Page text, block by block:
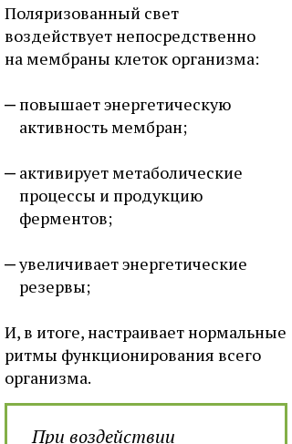
Поляризованный свет
воздействует непосредственно
на мембраны клеток организма:
повышает энергетическую
активность мембран;
активирует метаболические
процессы и продукцию
ферментов;
увеличивает энергетические
резервы;
И, в итоге, настраивает нормальные
ритмы функционирования всего
организма.
При воздействии